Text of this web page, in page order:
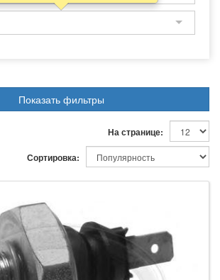
Показать фильтры
На странице:
Сортировка: